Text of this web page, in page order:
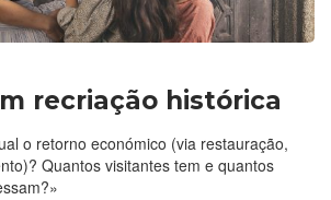
recriação histórica
o retorno económico (via restauração,
Quantos visitantes tem e quantos